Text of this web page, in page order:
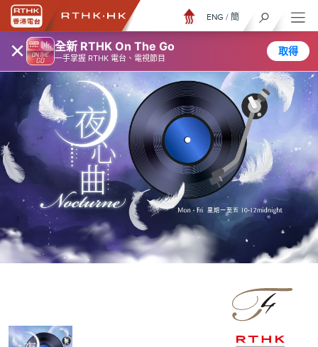
× 全新 RTHK On The Go
一手掌握 RTHK 電台、電視節目
取得
ENG / 簡